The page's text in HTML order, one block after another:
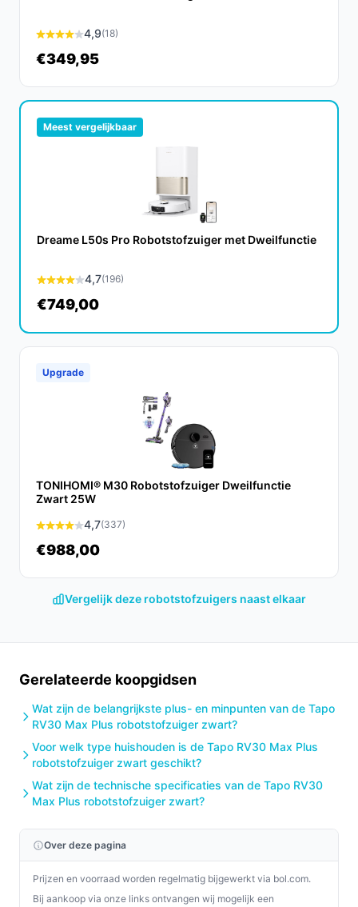
Is dit geschikt voor harde vloeren en tapijten?
Ja, de Roomba Combo j7 is ontworpen voor zowel harde
vloeren als tapijten, en schakelt automatisch tussen
beide.
Wat zijn de belangrijkste verschillen met andere
SmartScrub-dweiltechnologie en objectdetectie, die
niet bij alle modellen beschikbaar zijn.
De iRobot Roomba Combo j7 is een krachtige en slimme
oplossing voor al jouw schoonmaakbehoeften. Met zijn
geavanceerde functies en gebruiksgemak, is deze
robotstofzuiger een uitstekende keuze voor iedereen
die een schone en gezellige woning wil zonder veel
Ontdek alle specificaties en vergelijk prijzen op
besterobotstofzuiger.nl. Kies bewust wat perfect past
4,9(18)
€349,95
Meest vergelijkbaar
Dreame L50s Pro Robotstofzuiger met Dweilfunctie
4,7(196)
€749,00
Upgrade
TONIHOMI® M30 Robotstofzuiger Dweilfunctie
Zwart 25W
4,7(337)
€988,00
Vergelijk deze robotstofzuigers naast elkaar
Gerelateerde koopgidsen
Wat zijn de belangrijkste plus- en minpunten van de Tapo
RV30 Max Plus robotstofzuiger zwart?
Voor welk type huishouden is de Tapo RV30 Max Plus
robotstofzuiger zwart geschikt?
Wat zijn de technische specificaties van de Tapo RV30
Max Plus robotstofzuiger zwart?
Over deze pagina
Prijzen en voorraad worden regelmatig bijgewerkt via bol.com.
Bij aankoop via onze links ontvangen wij mogelijk een